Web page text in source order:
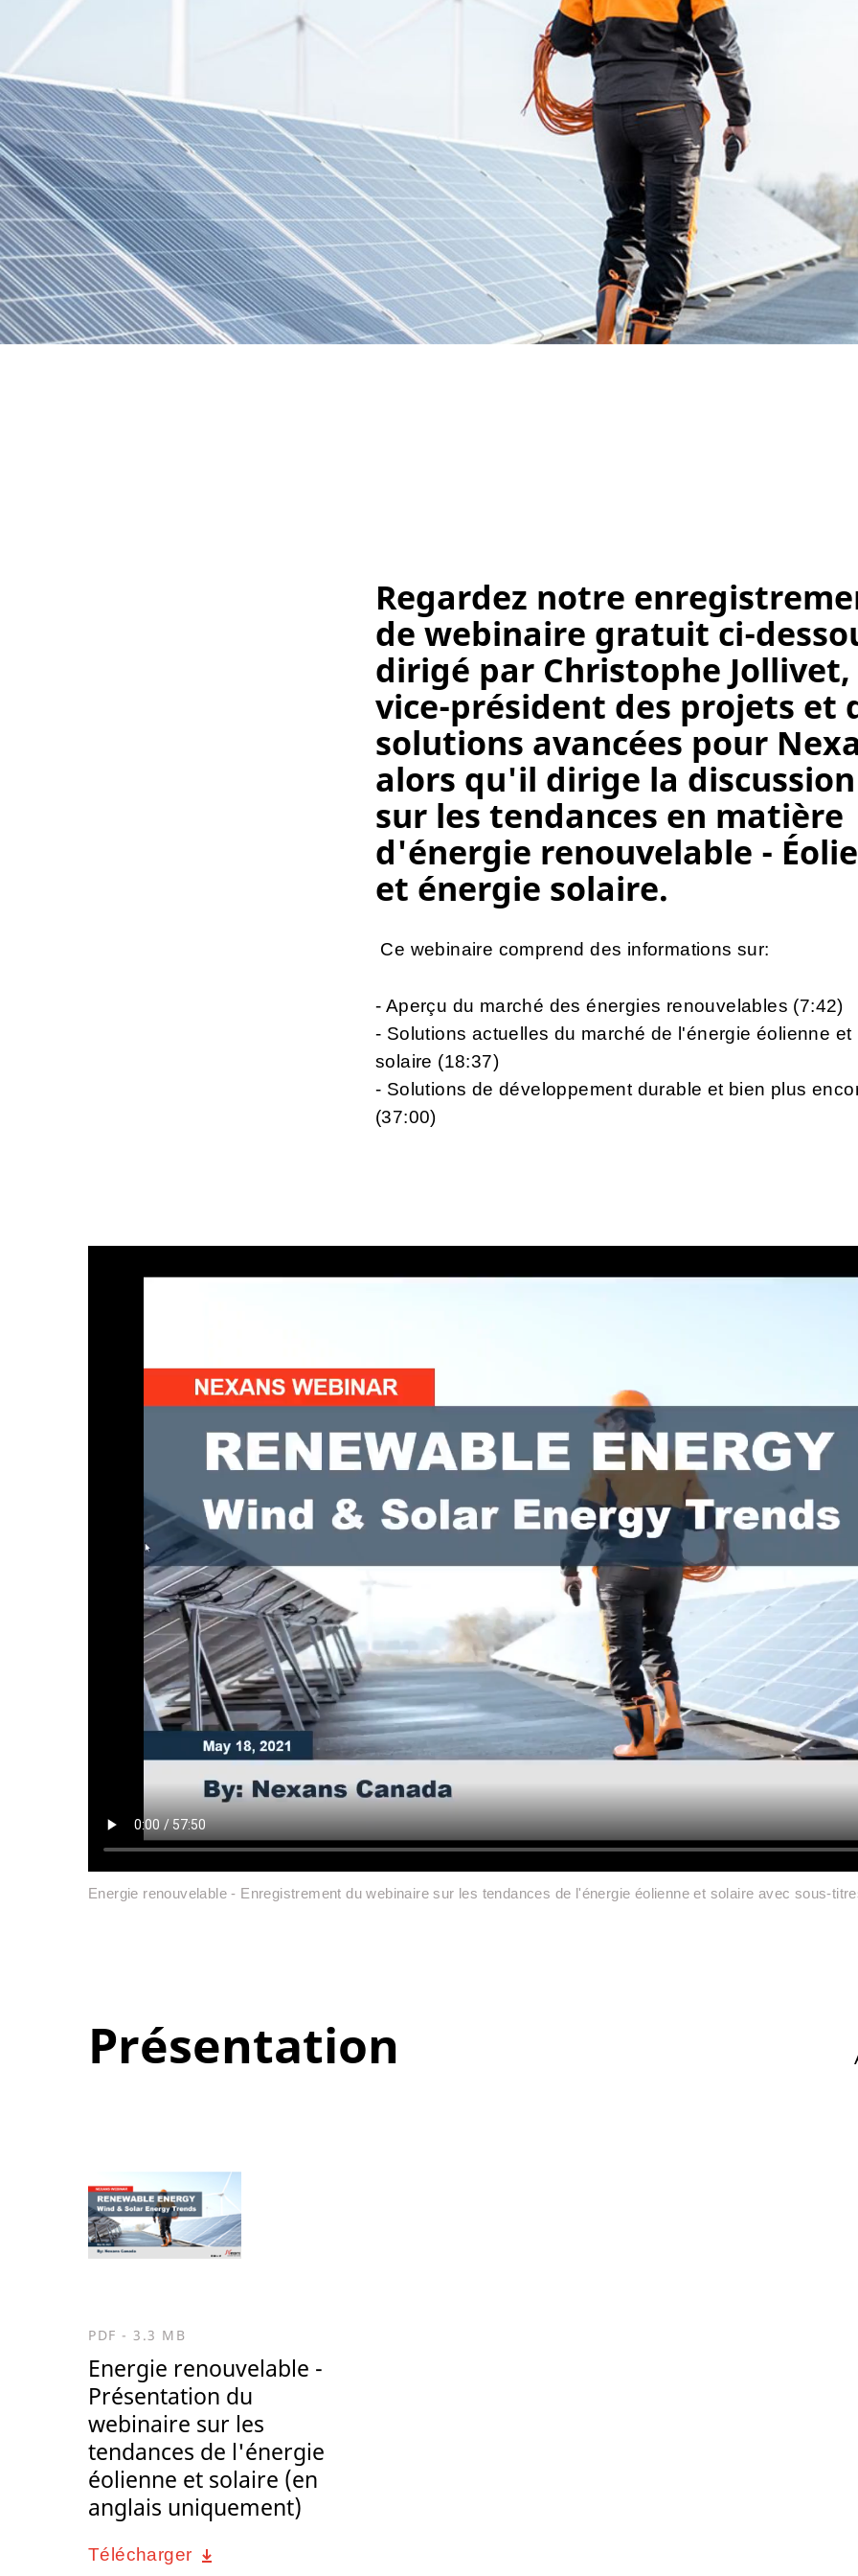
Regardez notre
de webinaire gratuit ci-
dirigé par Christophe Jollivet,
vice-président des projets et
solutions avancées pour
alors qu'il dirige la discussion
sur les tendances en matière
d'énergie renouvelable -
et énergie solaire.
Ce webinaire comprend des informations sur:
- Aperçu du marché des énergies renouvelables (7:42)
- Solutions actuelles du marché de l'énergie éolienne et
solaire (18:37)
- Solutions de développement durable et bien plus
(37:00)
Energie renouvelable - Enregistrement du webinaire sur les tendances de l'énergie éolienne et solaire avec sous-
Présentation
PDF - 3.3 MB
Energie renouvelable -
Présentation du
webinaire sur les
tendances de l'énergie
éolienne et solaire (en
anglais uniquement)
Télécharger